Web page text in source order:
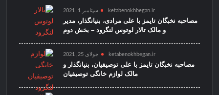
ketabenokhbegan.ir سپتامبر 1, 2021
مصاحبه نخبگان تایمز با علی مرادی، بنیانگذار، مدیر
و مالک تالار لوتوس لنگرود – بخش دوم
ketabenokhbegan.ir جولای 25, 2021
مصاحبه نخبگان تایمز با علی توصیفیان، بنیانگذار و
مالک لوازم خانگی توصیفیان